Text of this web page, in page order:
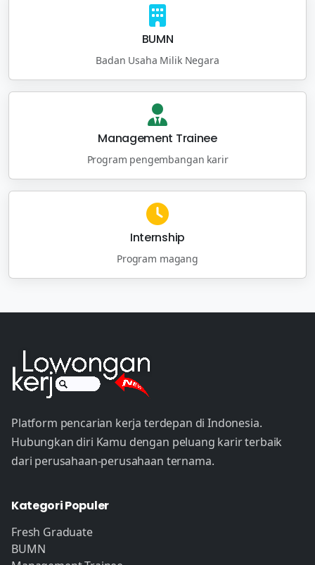
BUMN
Badan Usaha Milik Negara
Management Trainee
Program pengembangan karir
Internship
Program magang
Platform pencarian kerja terdepan di Indonesia.
Hubungkan diri Kamu dengan peluang karir terbaik
dari perusahaan-perusahaan ternama.
Kategori Populer
Fresh Graduate
BUMN